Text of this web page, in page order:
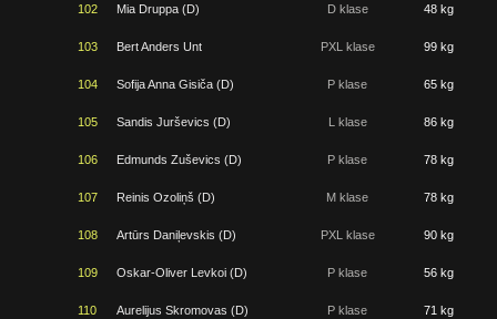
102 Mia Druppa (D) D klase 48 kg
103 Bert Anders Unt PXL klase 99 kg
104 Sofija Anna Gisiča (D) P klase 65 kg
105 Sandis Jurševics (D) L klase 86 kg
106 Edmunds Zuševics (D) P klase 78 kg
107 Reinis Ozoliņš (D) M klase 78 kg
108 Artūrs Daniļevskis (D) PXL klase 90 kg
109 Oskar-Oliver Levkoi (D) P klase 56 kg
110 Aurelijus Skromovas (D) P klase 71 kg